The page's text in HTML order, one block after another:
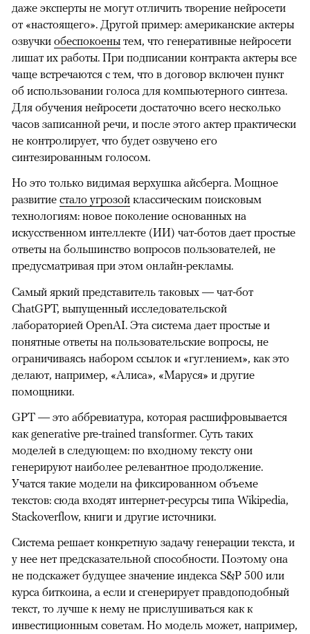
даже эксперты не могут отличить творение нейросети
от «настоящего». Другой пример: американские актеры
озвучки обеспокоены тем, что генеративные нейросети
лишат их работы. При подписании контракта актеры все
чаще встречаются с тем, что в договор включен пункт
об использовании голоса для компьютерного синтеза.
Для обучения нейросети достаточно всего несколько
часов записанной речи, и после этого актер практически
не контролирует, что будет озвучено его
синтезированным голосом.
Но это только видимая верхушка айсберга. Мощное
развитие стало угрозой классическим поисковым
технологиям: новое поколение основанных на
искусственном интеллекте (ИИ) чат-ботов дает простые
ответы на большинство вопросов пользователей, не
предусматривая при этом онлайн-рекламы.
00:00 / 00:00
Самый яркий представитель таковых — чат-бот
ChatGPT, выпущенный исследовательской
лабораторией OpenAI. Эта система дает простые и
понятные ответы на пользовательские вопросы, не
ограничиваясь набором ссылок и «гуглением», как это
делают, например, «Алиса», «Маруся» и другие
помощники.
GPT — это аббревиатура, которая расшифровывается
как generative pre-trained transformer. Суть таких
моделей в следующем: по входному тексту они
генерируют наиболее релевантное продолжение.
Учатся такие модели на фиксированном объеме
текстов: сюда входят интернет-ресурсы типа Wikipedia,
Stackoverflow, книги и другие источники.
Система решает конкретную задачу генерации текста, и
у нее нет предсказательной способности. Поэтому она
не подскажет будущее значение индекса S&P 500 или
курса биткоина, а если и сгенерирует правдоподобный
текст, то лучше к нему не прислушиваться как к
инвестиционным советам. Но модель может, например,